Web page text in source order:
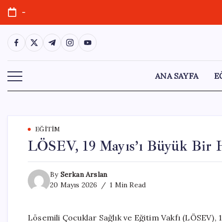
Skip
content
-
https://www.facebook.com/
https://twitter.com/
https://t.me/
https://www.instagram.com/
https://youtube.com/
ANA SAYFA
EĞITIM
LÖSEV, 19 Mayıs’ı Büyük Bir
By Serkan Arslan
20 Mayıs 2026
1 Min Read
Lösemili Çocuklar Sağlık ve Eğitim Vakfı (LÖSEV),